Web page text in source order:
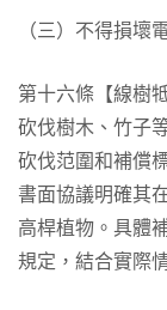
（三）不得損壞
第十六條【線樹
砍伐樹木、竹子
砍伐范圍和補償
書面協議明確其
高桿植物。具體
規定，結合實際